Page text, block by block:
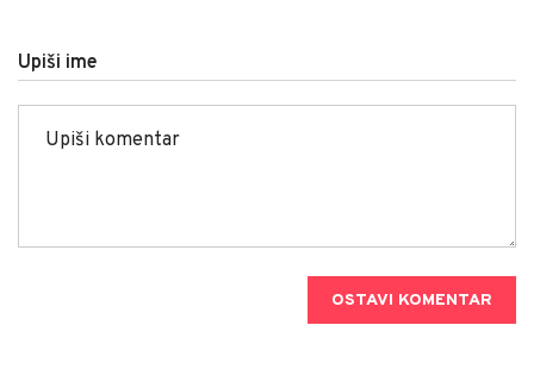
Upiši ime
OSTAVI KOMENTAR